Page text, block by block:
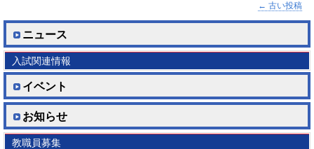
← 古い投稿
ニュース
入試関連情報
イベント
お知らせ
教職員募集